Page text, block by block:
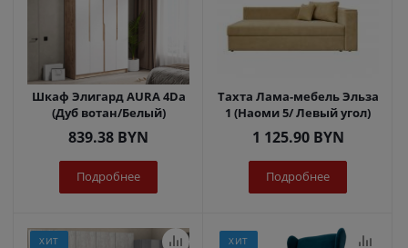
Шкаф Элигард AURA 4Dа
(Дуб вотан/Белый)
839.38 BYN
Подробнее
Тахта Лама-мебель Эльза
1 (Наоми 5/ Левый угол)
1 125.90BYN
Подробнее
ХИТ ХИТ